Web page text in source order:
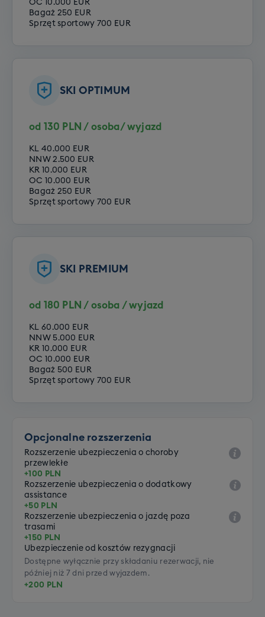
pod okiem naszego instruktora
przez 6 dni wyjazdu. Codziennie po zajęciach
Zajęcia odbywają się w godzinach 9:30 - 12:00 lub
12:30 - 15:00
Opcje do wyboru:
Poziom podstawowy
Poziom zaawansowany
przedszkole półdniowe
Szkolenie narciarskie
Szkolenie snowboardowe
OC 10.000 EUR
Bagaż 250 EUR
Sprzęt sportowy 700 EUR
SKI OPTIMUM
od 130 PLN / osoba/ wyjazd
KL 40.000 EUR
NNW 2.500 EUR
KR 10.000 EUR
OC 10.000 EUR
Bagaż 250 EUR
Sprzęt sportowy 700 EUR
SKI PREMIUM
od 180 PLN / osoba / wyjazd
KL 60.000 EUR
NNW 5.000 EUR
KR 10.000 EUR
OC 10.000 EUR
Bagaż 500 EUR
Sprzęt sportowy 700 EUR
Opcjonalne rozszerzenia
Rozszerzenie ubezpieczenia o choroby
przewlekłe
+100 PLN
Rozszerzenie ubezpieczenia o dodatkowy
assistance
+50 PLN
Rozszerzenie ubezpieczenia o jazdę poza
trasami
+150 PLN
Ubezpieczenie od kosztów rezygnacji
Dostępne wyłącznie przy składaniu rezerwacji, nie
później niż 7 dni przed wyjazdem.
+200 PLN